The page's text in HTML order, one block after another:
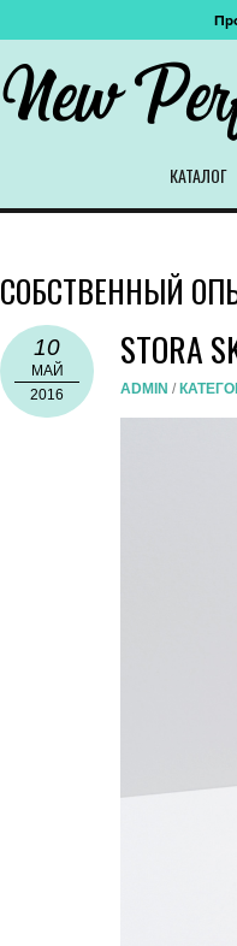
New
КАТАЛОГ
СОБСТВЕННЫЙ
STORA
10
МАЙ
2016
ADMIN /